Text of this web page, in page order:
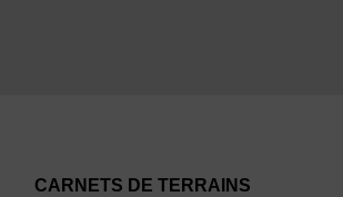
CARNETS DE TERRAINS